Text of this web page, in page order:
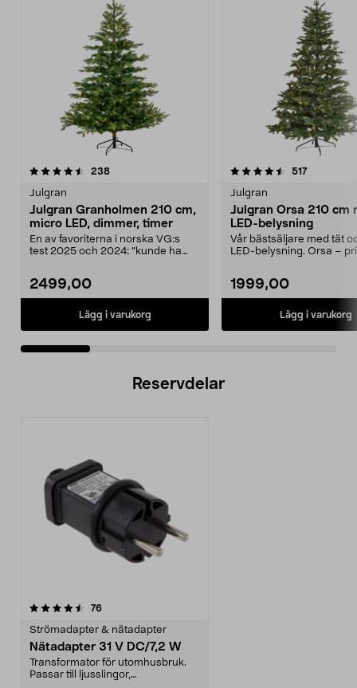
238recensioner
Julgran
Julgran Granholmen 210 cm,
micro LED, dimmer, timer
En av favoriterna i norska VG:s
test 2025 och 2024: ”kunde ha
2499,00
Lägg i varukorg
4.5 av 5 stjärnor 517
Julgran
Julgran Orsa 210 cm
LED-belysning
Vår bästsäljare med tät
LED-belysning. Orsa –
1999,00
Lägg i varukorg
4.5 av 5 stjärnor
Reservdelar
76recensioner
Strömadapter & nätadapter
Nätadapter 31 V DC/7,2 W
Transformator för utomhusbruk.
Passar till ljusslingor,